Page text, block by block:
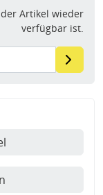
Artikel wieder
verfügbar ist.